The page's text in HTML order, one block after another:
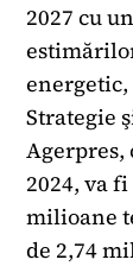
2027 cu
Strategie
2024, va
milioane
de 2,74